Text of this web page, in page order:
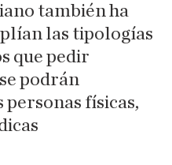
también ha
las tipologías
que pedir
podrán
físicas,